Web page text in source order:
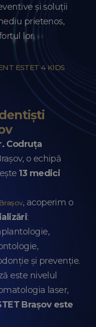
și soluții
prietenos,
lor.
ESTET 4 KIDS
Codruța
o echipă
13 medici
, acoperim o
:
și prevenție.
este nivelul
laser,
Brașov este